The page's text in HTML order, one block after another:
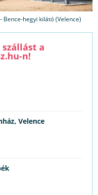
hegyi kilátó (Velence)
a
n!
Velence